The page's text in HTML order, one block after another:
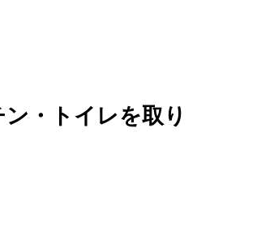
・トイレを取り